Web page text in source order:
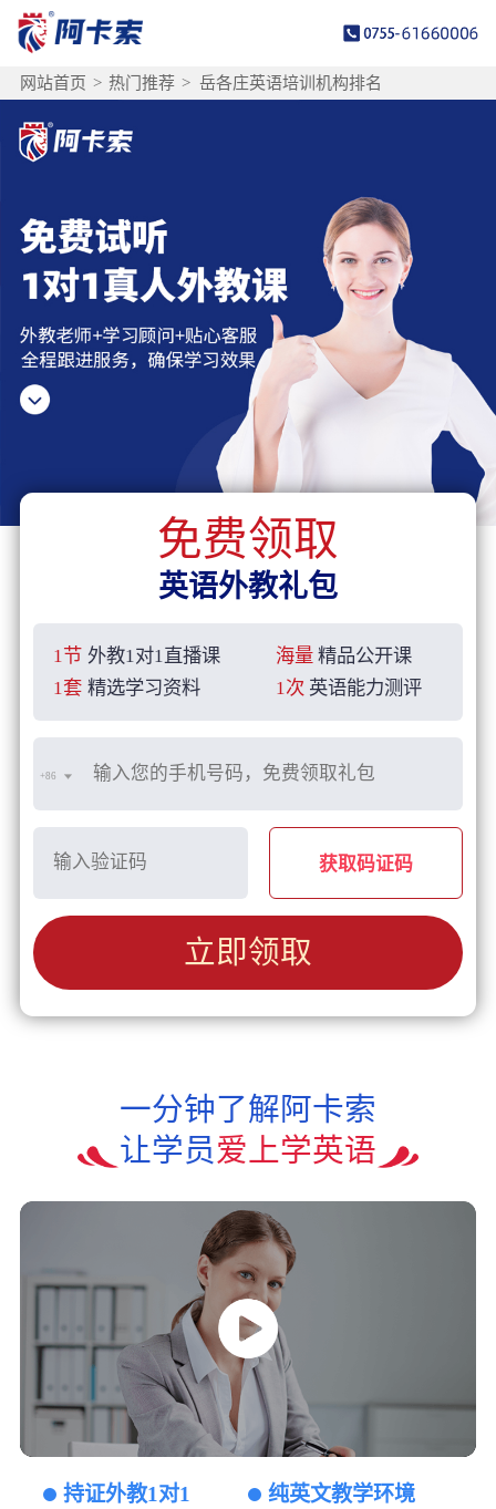
网站首页 > 热门推荐 > 岳各庄英语培训机构排名
免费领取
英语外教礼包
1节 外教1对1直播课 海量 精品公开课
1套 精选学习资料 1次 英语能力测评
+86
获取码证码
立即领取
一分钟了解阿卡索
让学员爱上学英语
持证外教1对1
纯英文教学环境